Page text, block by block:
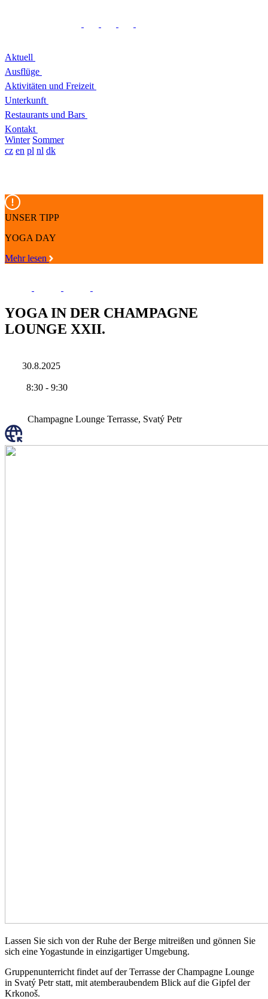
Aktuell
Ausflüge
Aktivitäten und Freizeit
Unterkunft
Restaurants und Bars
Kontakt
Winter Sommer
cz en pl nl dk
UNSER TIPP
YOGA DAY
Mehr lesen
YOGA IN DER CHAMPAGNE
LOUNGE XXII.
30.8.2025
8:30 - 9:30
Champagne Lounge Terrasse, Svatý Petr
Lassen Sie sich von der Ruhe der Berge mitreißen und gönnen Sie
sich eine Yogastunde in einzigartiger Umgebung.
Gruppenunterricht findet auf der Terrasse der Champagne Lounge
in Svatý Petr statt, mit atemberaubendem Blick auf die Gipfel der
Krkonoš.